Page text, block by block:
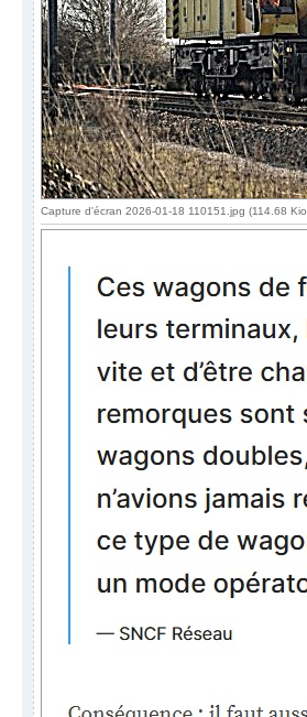
Capture d'écran 2026-01-18 110151.jpg (114.68